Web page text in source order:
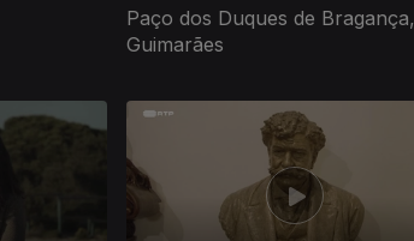
Paço dos Duques de Bragança,
Guimarães